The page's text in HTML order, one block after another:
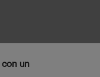
un área específica